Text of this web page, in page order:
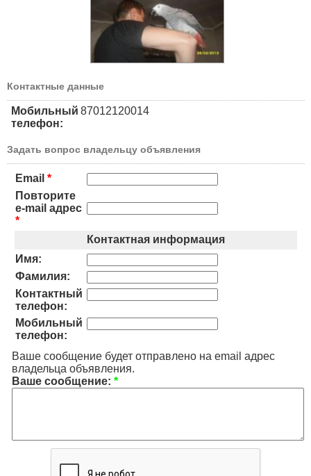
Контактные данные
Мобильный
телефон:
87012120014
Задать вопрос владельцу объявления
Email *
Повторите
e-mail адрес
*
Контактная информация
Имя:
Фамилия:
Контактный
телефон:
Мобильный
телефон:
Ваше сообщение будет отправлено на email адрес
владельца объявления.
Ваше сообщение: *